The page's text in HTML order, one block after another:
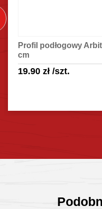
Profil podłogowy
cm
19.90zł /szt.